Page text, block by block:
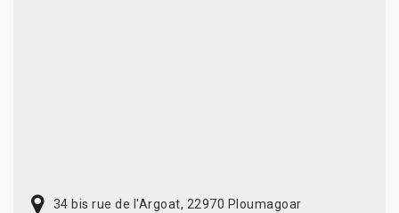
34 bis rue de l'Argoat, 22970 Ploumagoar